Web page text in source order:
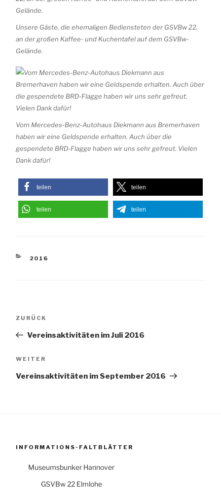
Unsere Gäste, die ehemaligen Bediensteten der GSVBw 22,
an der großen Kaffee- und Kuchentafel auf dem GSVBw-
Gelände.
Vom Mercedes-Benz-Autohaus Diekmann aus Bremerhaven
haben wir eine Geldspende erhalten. Auch über die
gespendete BRD-Flagge haben wir uns sehr gefreut. Vielen
Dank dafür!
teilen teilen
teilen teilen
KATEGORIEN
2016
Vorheriger
ZURÜCK
Vereinsaktivitäten im Juli 2016
Nächster
WEITER
Vereinsaktivitäten im September 2016
INFORMATIONS-FALTBLÄTTER
Museumsbunker Hannover
GSVBw 22 Elmlohe